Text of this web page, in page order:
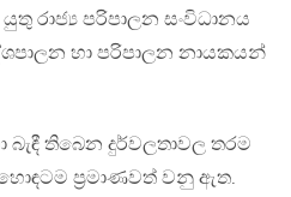
රාජ්‍ය පරිපාලන සංවිධානය
හා පරිපාලන නායකයන්
බැඳී තිබෙන දුර්වලතාවල තරම
ප්‍රමාණවත් වනු ඇත.